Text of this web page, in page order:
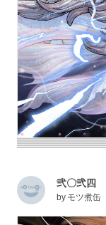
弐〇弐四
by モツ煮缶